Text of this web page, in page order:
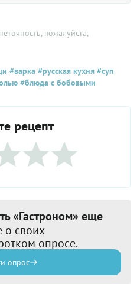
пожалуйста,
#варка #русская кухня #суп
#блюда с бобовыми
рецепт
«Гастроном» еще
о своих
опросе.
опрос